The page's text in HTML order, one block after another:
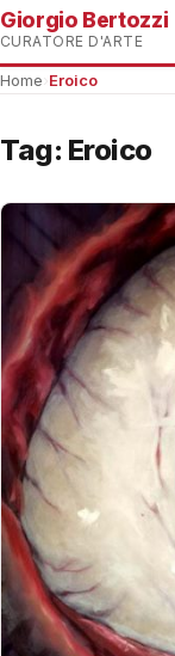
Giorgio Bertozzi
CURATORE D'ARTE
Home Eroico
Tag: Eroico